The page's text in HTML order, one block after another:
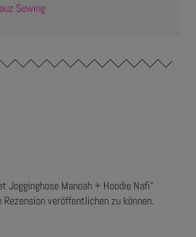
Sewing
Jogginghose Manoah + Hoodie Nafi“
Rezension veröffentlichen zu können.